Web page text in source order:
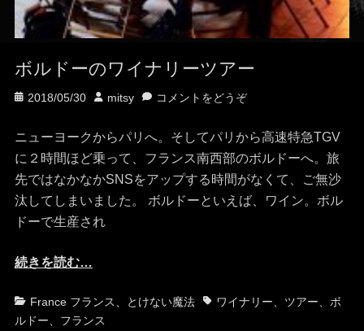
ボルドーのワイナリーツアー
投
日
2018/05/30
投
者
mitsy コメントをどうぞ
ニューヨークからパリへ。そしてパリから高速特急TGV
に２時間ほど乗って、フランス南西部のボルドーへ。旅
先ではなかなかSNSをアップする時間がなくて、ご無沙
汰してしまいました。 ボルドーといえば、ワイン。ボル
ドーで生産され
続きを読む…
カ
テ
France フランス とけない魔法
タ ワイナリー ツアー
ボ
ルドー
フランス